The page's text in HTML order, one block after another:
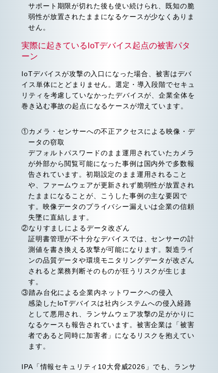
サポート期限が切れた後も使い続けられ、既知の脆
弱性が放置されたままになるケースが少なくありま
せん。
実際に起きているIoTデバイス起点の被害パタ
ーン
IoTデバイスが攻撃の入口になった場合、被害はデバ
イス単体にとどまりません。選定・導入段階でセキュ
リティを考慮していなかったデバイスが、企業全体を
巻き込む事故の起点になるケースが増えています。
①カメラ・センサーへの不正アクセスによる映像・デ
ータの窃取
デフォルトパスワードのまま運用されていたカメラ
が外部から閲覧可能になった事例は国内外で多数報
告されています。初期設定のまま運用されること
や、ファームウェアが更新されず脆弱性が放置され
たままになることが、こうした事例の主な要因で
す。映像データのプライバシー漏えいは企業の信頼
失墜に直結します。
②なりすましによるデータ改ざん
証明書管理が不十分なデバイスでは、センサーの計
測値を書き換える攻撃が可能になります。製造ライ
ンの品質データや環境モニタリングデータが改ざん
されると業務判断そのものが狂うリスクが生じま
す。
③踏み台化による企業内ネットワークへの侵入
感染したIoTデバイスは社内システムへの侵入経路
として悪用され、ランサムウェア攻撃の足がかりに
なるケースも報告されています。被害企業は「被害
者であると同時に加害者」になるリスクを抱えてい
ます。
IPA「情報セキュリティ10大脅威2026」でも、ランサ